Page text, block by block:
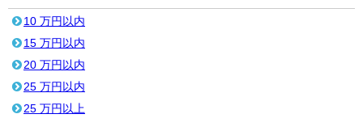
10 万円以内
15 万円以内
20 万円以内
25 万円以内
25 万円以上